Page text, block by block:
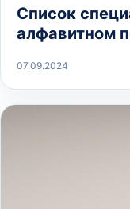
Список
алфавитном
07.09.2024